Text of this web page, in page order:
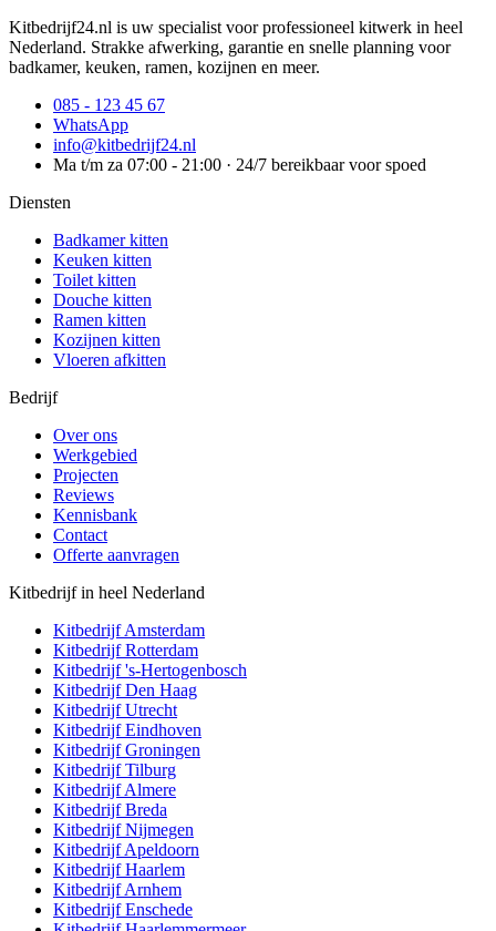
Kitbedrijf24.nl is uw specialist voor professioneel kitwerk in heel
Nederland. Strakke afwerking, garantie en snelle planning voor
badkamer, keuken, ramen, kozijnen en meer.
085 - 123 45 67
WhatsApp
info@kitbedrijf24.nl
Ma t/m za 07:00 - 21:00 · 24/7 bereikbaar voor spoed
Diensten
Badkamer kitten
Keuken kitten
Toilet kitten
Douche kitten
Ramen kitten
Kozijnen kitten
Vloeren afkitten
Bedrijf
Over ons
Werkgebied
Projecten
Reviews
Kennisbank
Contact
Offerte aanvragen
Kitbedrijf in heel Nederland
KitbedrijfAmsterdam
KitbedrijfRotterdam
Kitbedrijf's-Hertogenbosch
KitbedrijfDen Haag
KitbedrijfUtrecht
KitbedrijfEindhoven
KitbedrijfGroningen
KitbedrijfTilburg
KitbedrijfAlmere
KitbedrijfBreda
KitbedrijfNijmegen
KitbedrijfApeldoorn
KitbedrijfHaarlem
KitbedrijfArnhem
KitbedrijfEnschede